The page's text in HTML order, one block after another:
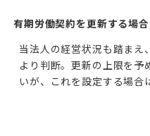
有期労働契約を更新する場
当法人の経営状況も踏まえ
より判断。更新の上限を予
いが、これを設定する場合